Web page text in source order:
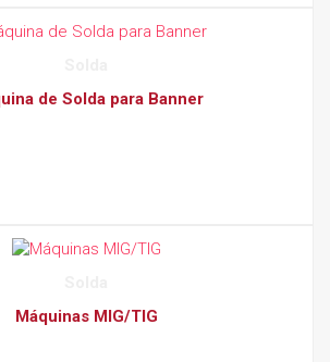
de Solda para Banner
Máquinas MIG/TIG